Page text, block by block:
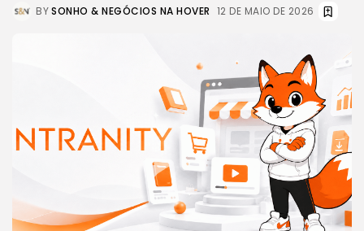
BYSONHO & NEGÓCIOS NA HOVER 12 DE MAIO DE 2026